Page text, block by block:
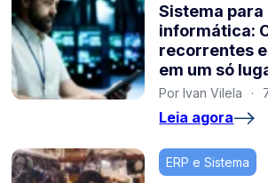
Sistema para
informática:
recorrentes
em um só
Por Ivan Vilela ·
Leia agora
ERP e Sistema